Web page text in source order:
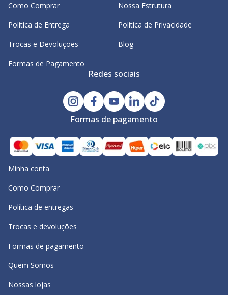
Como Comprar
Política de Entrega
Trocas e Devoluções
Formas de Pagamento
Nossa Estrutura
Política de Privacidade
Blog
Redes sociais
Formas de pagamento
Minha conta
Como Comprar
Política de entregas
Trocas e devoluções
Formas de pagamento
Quem Somos
Nossas lojas